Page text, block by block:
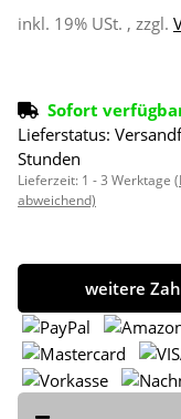
inkl. 19% USt. , zzgl.
Sofort
Lieferstatus:
Stunden
Lieferzeit: 1 - 3 Werktage
abweichend)
weitere